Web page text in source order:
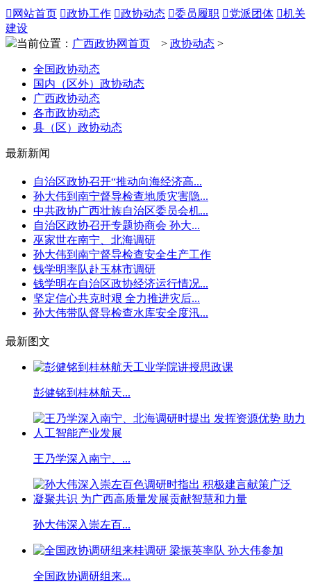
 网站首页 政协工作 政协动态 委员履职 党派团体 机关
建设
当前位置： 广西政协网首页 > 政协动态 >
全国政协动态
国内（区外）政协动态
广西政协动态
各市政协动态
县（区）政协动态
最新新闻
自治区政协召开“推动向海经济高...
孙大伟到南宁督导检查地质灾害隐...
中共政协广西壮族自治区委员会机...
自治区政协召开专题协商会 孙大...
巫家世在南宁、北海调研
孙大伟到南宁督导检查安全生产工作
钱学明率队赴玉林市调研
钱学明在自治区政协经济运行情况...
坚定信心共克时艰 全力推进灾后...
孙大伟带队督导检查水库安全度汛...
最新图文
彭健铭到桂林航天...
王乃学深入南宁、...
孙大伟深入崇左百...
全国政协调研组来...